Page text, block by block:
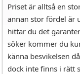
Priset är alltså en
annan stor fördel är
hittar du det
söker kommer du
känna besvikelsen
dock inte finns i rätt